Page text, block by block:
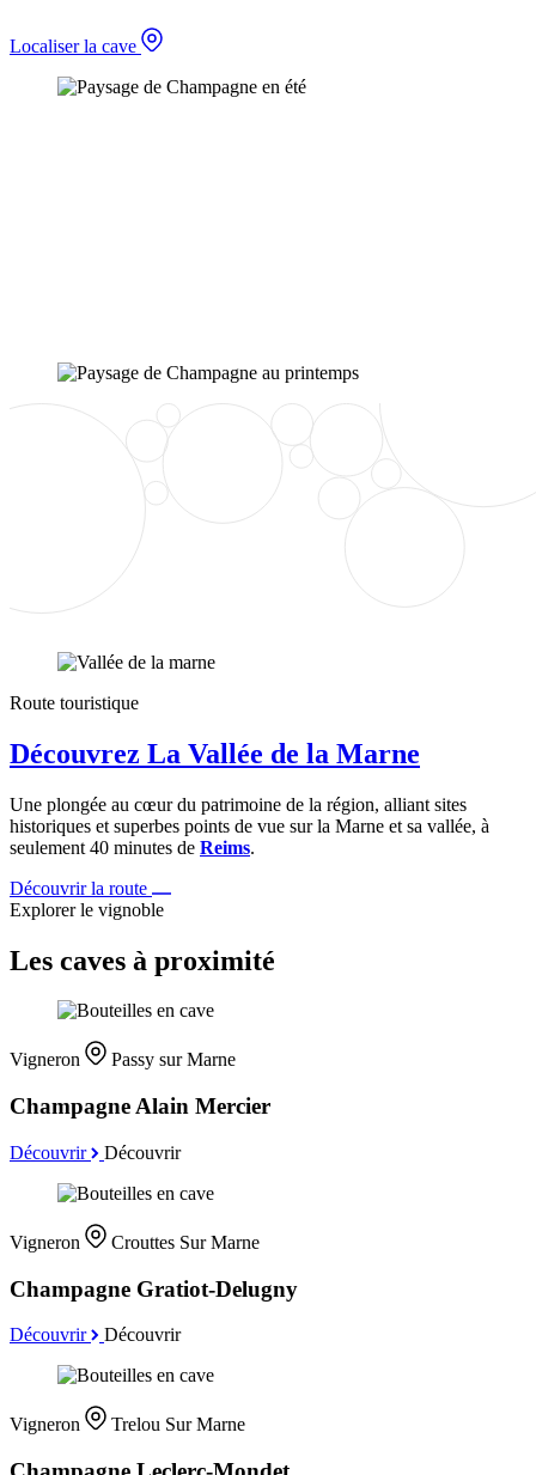
Localiser la cave
Route touristique
Découvrez La Vallée de la Marne
Une plongée au cœur du patrimoine de la région, alliant sites
historiques et superbes points de vue sur la Marne et sa vallée, à
seulement 40 minutes de Reims.
Découvrir la route
Explorer le vignoble
Les caves à proximité
Vigneron Passy sur Marne
Champagne Alain Mercier
Découvrir Découvrir
Vigneron Crouttes Sur Marne
Champagne Gratiot-Delugny
Découvrir Découvrir
Vigneron Trelou Sur Marne